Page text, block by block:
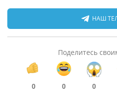
НАШ
Поделитесь
0 0 0